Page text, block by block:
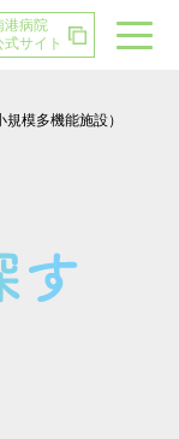
港病院
式サイト
模多機能施設）